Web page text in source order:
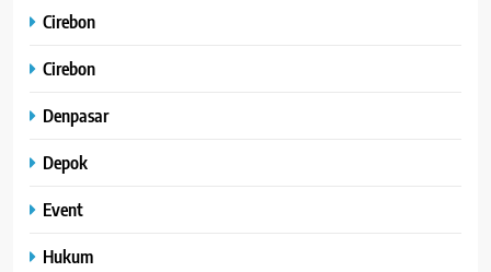
Cirebon
Cirebon
Denpasar
Depok
Event
Hukum